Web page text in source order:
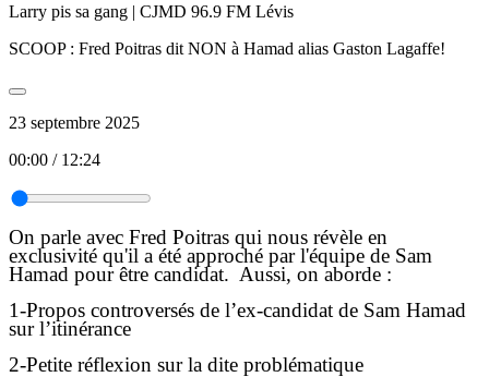
Larry pis sa gang | CJMD 96.9 FM Lévis
SCOOP : Fred Poitras dit NON à Hamad alias Gaston Lagaffe!
23 septembre 2025
00:00 / 12:24
On parle avec Fred Poitras qui nous révèle en
exclusivité qu'il a été approché par l'équipe de Sam
Hamad pour être candidat. Aussi, on aborde :
1-Propos controversés de l’ex-candidat de Sam Hamad
sur l’itinérance
2-Petite réflexion sur la dite problématique